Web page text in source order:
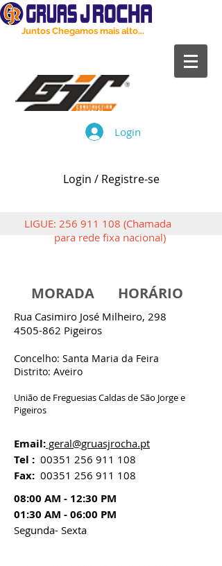
Juntos Chegamos mais alto...
Login
Login / Registre-se
LIGUE: 256 911 108 (Chamada
para rede fixa nacional)
MORADA HORÁRIO
Rua Casimiro José Milheiro, 298
4505-862 Pigeiros
Concelho: Santa Maria da Feira
Distrito: Aveiro
União de Freguesias Caldas de São Jorge e
Pigeiros
Email: geral@gruasjrocha.pt
Tel : 00351 256 911 108
Fax: 00351 256 911 108
08:00 AM - 12:30 PM
01:30 AM - 06:00 PM
Segunda- Sexta